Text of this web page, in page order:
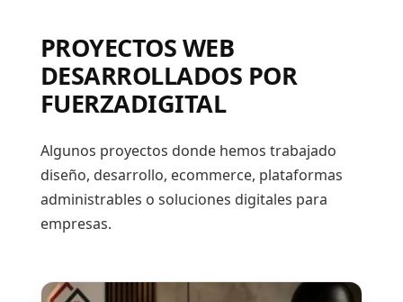
PROYECTOS WEB
DESARROLLADOS POR
FUERZADIGITAL
Algunos proyectos donde hemos trabajado
diseño, desarrollo, ecommerce, plataformas
administrables o soluciones digitales para
empresas.